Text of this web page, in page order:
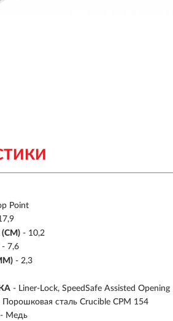
Point
- 10,2
- 7,6
- 2,3
- Liner-Lock, SpeedSafe Assisted Opening
Порошковая сталь Crucible CPM 154
- Медь